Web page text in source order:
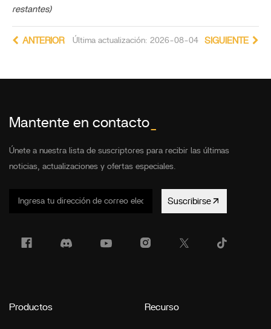
restantes)
Última actualización: 2026-08-04
ANTERIOR SIGUIENTE
Mantente en contacto
Únete a nuestra lista de suscriptores para recibir las últimas
noticias, actualizaciones y ofertas especiales.
Suscribirse
Productos Recurso